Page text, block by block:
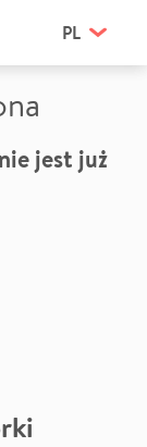
PL
jest już